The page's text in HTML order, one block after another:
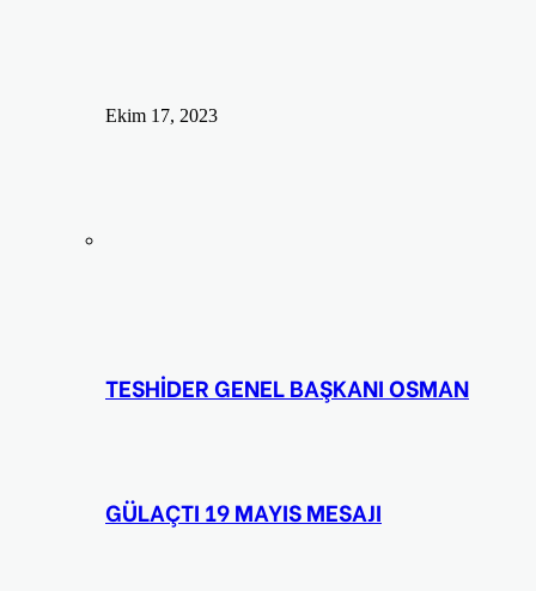
Ekim 17, 2023
TESHİDER GENEL BAŞKANI OSMAN
GÜLAÇTI 19 MAYIS MESAJI